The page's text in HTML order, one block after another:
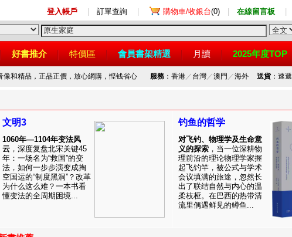
登入帳戶 訂單查詢 購物車/收銀台(0) 在線留言板
好書推介 特價區 會員書架精選 月讀 2025年度TOP
像和精品，正品正價，放心網購，悭钱省心 服務：香港／ 台灣／澳門 ／海外 送貨：速遞
文明3
1060年—1104年变法风
云 ，深度复盘北宋关键45
年：一场名为“救国”的变
法，如何一步步演变成掏
空国运的“制度黑洞”？改革
为什么这么难？一本书看
懂变法的全周期困境...
钓鱼的哲学
对飞钓、物理学及生命意
义的探索 ，当一位深耕物
理前沿的理论物理学家握
起飞钓竿，被公式与学术
会议填满的旅途，忽然长
出了联结自然与内心的温
柔枝桠。在巴西的热带清
流里偶遇鲜见的鳟鱼...